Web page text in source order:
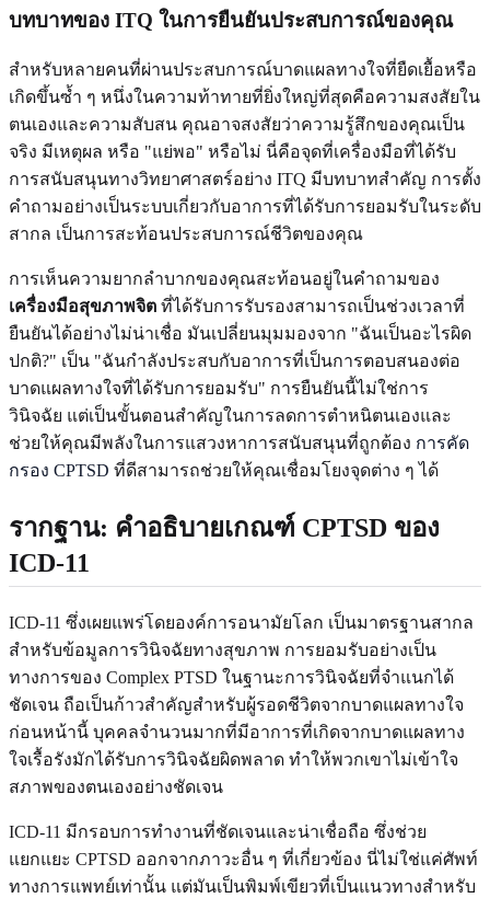
บทบาทของ ITQ ในการยืนยันประสบการณ์ของคุณ
สำหรับหลายคนที่ผ่านประสบการณ์บาดแผลทางใจที่ยืดเยื้อหรือ
เกิดขึ้นซ้ำ ๆ หนึ่งในความท้าทายที่ยิ่งใหญ่ที่สุดคือความสงสัยใน
ตนเองและความสับสน คุณอาจสงสัยว่าความรู้สึกของคุณเป็น
จริง มีเหตุผล หรือ "แย่พอ" หรือไม่ นี่คือจุดที่เครื่องมือที่ได้รับ
การสนับสนุนทางวิทยาศาสตร์อย่าง ITQ มีบทบาทสำคัญ การตั้ง
คำถามอย่างเป็นระบบเกี่ยวกับอาการที่ได้รับการยอมรับในระดับ
สากล เป็นการสะท้อนประสบการณ์ชีวิตของคุณ
การเห็นความยากลำบากของคุณสะท้อนอยู่ในคำถามของ
เครื่องมือสุขภาพจิต ที่ได้รับการรับรองสามารถเป็นช่วงเวลาที่
ยืนยันได้อย่างไม่น่าเชื่อ มันเปลี่ยนมุมมองจาก "ฉันเป็นอะไรผิด
ปกติ?" เป็น "ฉันกำลังประสบกับอาการที่เป็นการตอบสนองต่อ
บาดแผลทางใจที่ได้รับการยอมรับ" การยืนยันนี้ไม่ใช่การ
วินิจฉัย แต่เป็นขั้นตอนสำคัญในการลดการตำหนิตนเองและ
ช่วยให้คุณมีพลังในการแสวงหาการสนับสนุนที่ถูกต้อง การคัด
กรอง CPTSD ที่ดีสามารถช่วยให้คุณเชื่อมโยงจุดต่าง ๆ ได้
รากฐาน: คำอธิบายเกณฑ์ CPTSD ของ
ICD-11
ICD-11 ซึ่งเผยแพร่โดยองค์การอนามัยโลก เป็นมาตรฐานสากล
สำหรับข้อมูลการวินิจฉัยทางสุขภาพ การยอมรับอย่างเป็น
ทางการของ Complex PTSD ในฐานะการวินิจฉัยที่จำแนกได้
ชัดเจน ถือเป็นก้าวสำคัญสำหรับผู้รอดชีวิตจากบาดแผลทางใจ
ก่อนหน้านี้ บุคคลจำนวนมากที่มีอาการที่เกิดจากบาดแผลทาง
ใจเรื้อรังมักได้รับการวินิจฉัยผิดพลาด ทำให้พวกเขาไม่เข้าใจ
สภาพของตนเองอย่างชัดเจน
ICD-11 มีกรอบการทำงานที่ชัดเจนและน่าเชื่อถือ ซึ่งช่วย
แยกแยะ CPTSD ออกจากภาวะอื่น ๆ ที่เกี่ยวข้อง นี่ไม่ใช่แค่ศัพท์
ทางการแพทย์เท่านั้น แต่มันเป็นพิมพ์เขียวที่เป็นแนวทางสำหรับ